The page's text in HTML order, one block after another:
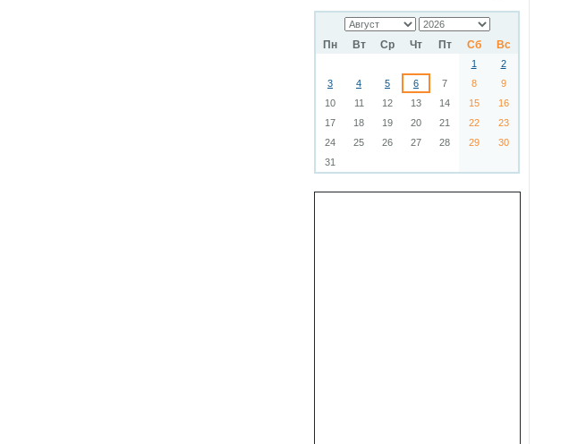
Пн Вт Ср Чт Пт Сб Вс
1
2
3
4 5 6 7 8
9
10
11 12 13 14 15
16
17
18 19 20 21 22
23
24
25 26 27 28 29
30
31